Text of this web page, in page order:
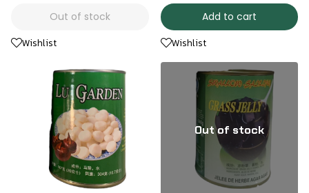
Out of stock
Wishlist
Add to cart
Wishlist
Out of stock